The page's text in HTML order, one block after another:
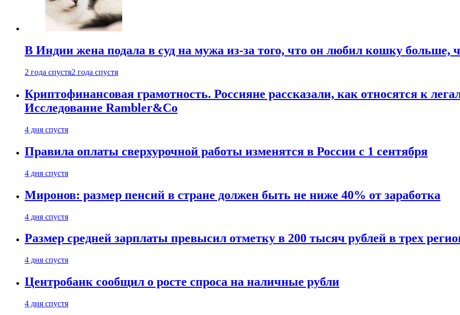
В Индии жена подала в суд на мужа из-за того, что он любил кошку больше,
2 года спустя2 года спустя
Криптофинансовая грамотность. Россияне рассказали, как относятся к
Исследование Rambler&Co
4 дня спустя
Правила оплаты сверхурочной работы изменятся в России с 1 сентября
4 дня спустя
Миронов: размер пенсий в стране должен быть не ниже 40% от заработка
4 дня спустя
Размер средней зарплаты превысил отметку в 200 тысяч рублей в трех
4 дня спустя
Центробанк сообщил о росте спроса на наличные рубли
4 дня спустя